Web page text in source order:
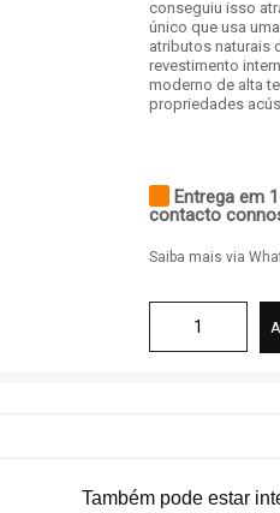
conseguiu isso
único que usa
atributos naturais
revestimento
moderno de alta
propriedades
Entrega em
contacto
Saiba mais via
Também pode estar